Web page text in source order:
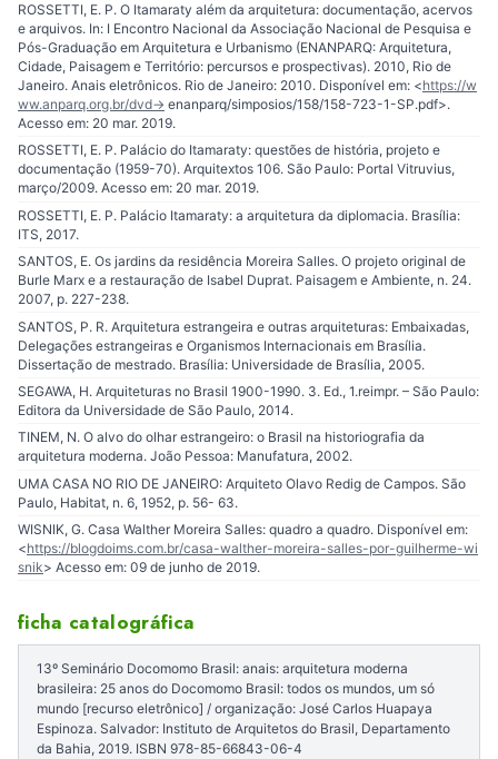
ROSSETTI, E. P. O Itamaraty além da arquitetura: documentação, acervos
e arquivos. In: I Encontro Nacional da Associação Nacional de Pesquisa e
Pós-Graduação em Arquitetura e Urbanismo (ENANPARQ: Arquitetura,
Cidade, Paisagem e Território: percursos e prospectivas). 2010, Rio de
Janeiro. Anais eletrônicos. Rio de Janeiro: 2010. Disponível em: <https://w
ww.anparq.org.br/dvd- > enanparq/simposios/158/158-723-1-SP.pdf>.
Acesso em: 20 mar. 2019.
ROSSETTI, E. P. Palácio do Itamaraty: questões de história, projeto e
documentação (1959-70). Arquitextos 106. São Paulo: Portal Vitruvius,
março/2009. Acesso em: 20 mar. 2019.
ROSSETTI, E. P. Palácio Itamaraty: a arquitetura da diplomacia. Brasília:
ITS, 2017.
SANTOS, E. Os jardins da residência Moreira Salles. O projeto original de
Burle Marx e a restauração de Isabel Duprat. Paisagem e Ambiente, n. 24.
2007, p. 227-238.
SANTOS, P. R. Arquitetura estrangeira e outras arquiteturas: Embaixadas,
Delegações estrangeiras e Organismos Internacionais em Brasília.
Dissertação de mestrado. Brasília: Universidade de Brasília, 2005.
SEGAWA, H. Arquiteturas no Brasil 1900-1990. 3. Ed., 1.reimpr. – São Paulo:
Editora da Universidade de São Paulo, 2014.
TINEM, N. O alvo do olhar estrangeiro: o Brasil na historiografia da
arquitetura moderna. João Pessoa: Manufatura, 2002.
UMA CASA NO RIO DE JANEIRO: Arquiteto Olavo Redig de Campos. São
Paulo, Habitat, n. 6, 1952, p. 56- 63.
WISNIK, G. Casa Walther Moreira Salles: quadro a quadro. Disponível em:
<https://blogdoims.com.br/casa-walther-moreira-salles-por-guilherme-wi
snik> Acesso em: 09 de junho de 2019.
ficha catalográfica
13º Seminário Docomomo Brasil: anais: arquitetura moderna
brasileira: 25 anos do Docomomo Brasil: todos os mundos, um só
mundo [recurso eletrônico] / organização: José Carlos Huapaya
Espinoza. Salvador: Instituto de Arquitetos do Brasil, Departamento
da Bahia, 2019. ISBN 978-85-66843-06-4